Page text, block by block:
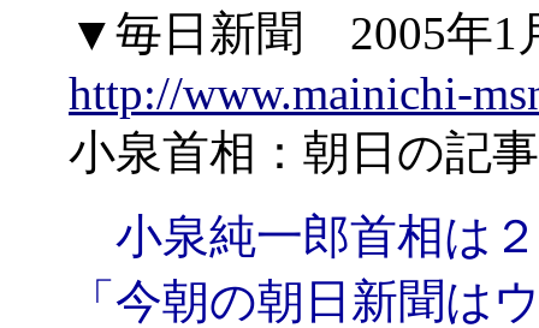
▼毎日新聞 2005年1
http://www.mainichi-
小泉首相：朝日の記
小泉純一郎首相は
「今朝の朝日新聞は